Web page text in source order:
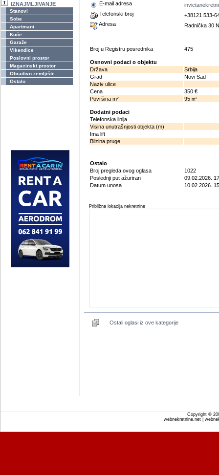
IZNAJMLJIVANJE
Stanovi
Sobe
Apartmani
Kuće
Garaže
Vikendice
Poslovni prostor
Magacinski prostor
Obradivo zemljište
Ostalo
E-mail adresa
Telefonski broj
+38121 533-
Adresa
Radnička 30
Broj u Registru posrednika 475
Osnovni podaci o objektu
Država
Srbija
Grad
Novi Sad
Naziv ulice
Cena
350 €
Površina m²
95 m2
Dodatni podaci
Telefonska linija
Visina unutrašnjosti objekta (m)
Ima lift
Blizina pruge
Ostalo
Broj pregleda ovog oglasa
1022
Poslednji put ažuriran
09.02.2026.
Datum unosa
10.02.2026.
Približna lokacija nekretnine
Ostali oglasi iz ove kategorije
Copyright ©
webnekretnine.net |